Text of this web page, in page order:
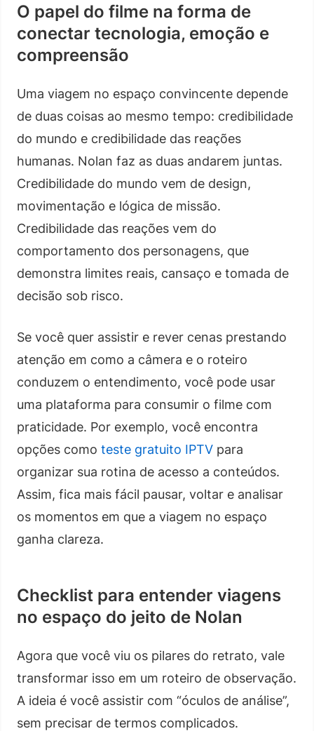
O papel do filme na forma de
conectar tecnologia, emoção e
compreensão
Uma viagem no espaço convincente depende
de duas coisas ao mesmo tempo: credibilidade
do mundo e credibilidade das reações
humanas. Nolan faz as duas andarem juntas.
Credibilidade do mundo vem de design,
movimentação e lógica de missão.
Credibilidade das reações vem do
comportamento dos personagens, que
demonstra limites reais, cansaço e tomada de
decisão sob risco.
Se você quer assistir e rever cenas prestando
atenção em como a câmera e o roteiro
conduzem o entendimento, você pode usar
uma plataforma para consumir o filme com
praticidade. Por exemplo, você encontra
opções como teste gratuito IPTV para
organizar sua rotina de acesso a conteúdos.
Assim, fica mais fácil pausar, voltar e analisar
os momentos em que a viagem no espaço
ganha clareza.
Checklist para entender viagens
no espaço do jeito de Nolan
Agora que você viu os pilares do retrato, vale
transformar isso em um roteiro de observação.
A ideia é você assistir com “óculos de análise”,
sem precisar de termos complicados.